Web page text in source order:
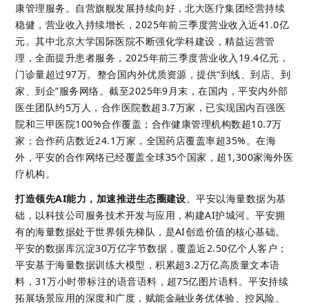
康管理服务。自营旗舰发展持续向好，北大医疗集团经营持续
稳健，营业收入持续增长，2025年前三季度营业收入近41.0亿
元。其中北京大学国际医院不断强化学科建设，精益运营管
理，全面提升患者服务，2025年前三季度营业收入19.4亿元，
门诊量超过97万。整合国内外优质资源，提供“到线、到店、到
家、到企”服务网络。截至2025年9月末，在国内，平安内外部
医生团队约5万人，合作医院数超3.7万家，已实现国内百强医
院和三甲医院100%合作覆盖；合作健康管理机构数超10.7万
家；合作药店数近24.1万家，全国药店覆盖率超35%。在海
外，平安的合作网络已经覆盖全球35个国家，超1,300家海外医
疗机构。
打造领先AI能力，加速推进生态圈建设。平安以海量数据为基
础，以科技公司服务技术开发与应用，构建AI护城河。平安拥
有的海量数据处于世界领先梯队，是AI创造价值的核心基础。
平安的数据库沉淀30万亿字节数据，覆盖近2.50亿个人客户；
平安基于海量数据训练大模型，积累超3.2万亿高质量文本语
料，31万小时带标注的语音语料，超75亿图片语料。平安持续
拓展场景应用的深度和广度，赋能金融业务优体验、控风险、